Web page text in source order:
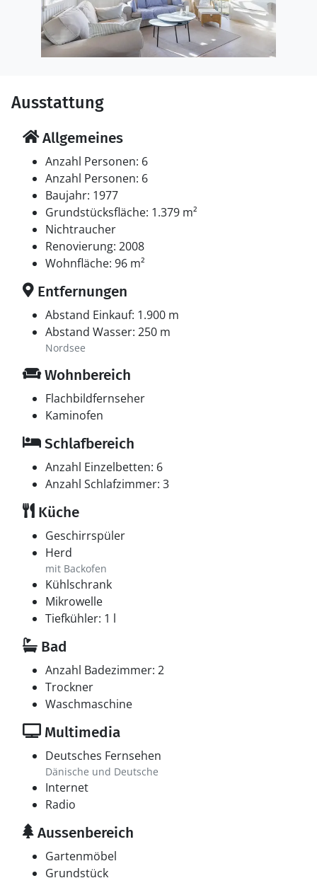
Ausstattung
Allgemeines
Anzahl Personen: 6
Anzahl Personen: 6
Baujahr: 1977
Grundstücksfläche: 1.379 m²
Nichtraucher
Renovierung: 2008
Wohnfläche: 96 m²
Entfernungen
Abstand Einkauf: 1.900 m
Abstand Wasser: 250 m
Nordsee
Wohnbereich
Flachbildfernseher
Kaminofen
Schlafbereich
Anzahl Einzelbetten: 6
Anzahl Schlafzimmer: 3
Küche
Geschirrspüler
Herd
mit Backofen
Kühlschrank
Mikrowelle
Tiefkühler: 1 l
Bad
Anzahl Badezimmer: 2
Trockner
Waschmaschine
Multimedia
Deutsches Fernsehen
Dänische und Deutsche
Internet
Radio
Aussenbereich
Gartenmöbel
Grundstück